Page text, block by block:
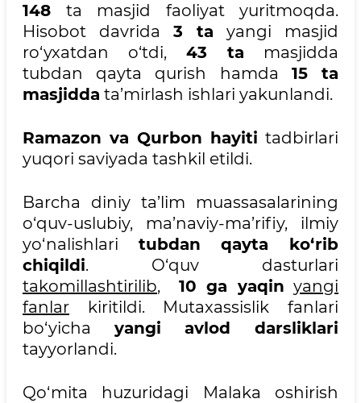
148 ta masjid faoliyat yuritmoqda.
Hisobot davrida 3 ta yangi masjid
ro‘yxatdan o‘tdi, 43 ta masjidda
tubdan qayta qurish hamda 15 ta
masjidda ta’mirlash ishlari yakunlandi.
Ramazon va Qurbon hayiti tadbirlari
yuqori saviyada tashkil etildi.
Barcha diniy ta’lim muassasalarining
o‘quv-uslubiy, ma’naviy-ma’rifiy, ilmiy
yo‘nalishlari tubdan qayta ko‘rib
chiqildi. O‘quv dasturlari
takomillashtirilib, 10 ga yaqin yangi
fanlar kiritildi. Mutaxassislik fanlari
bo‘yicha yangi avlod darsliklari
tayyorlandi.
Qo‘mita huzuridagi Malaka oshirish